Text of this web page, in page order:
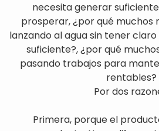
necesita generar
prosperar, ¿por qué muchos
lanzando al agua sin tener
suficiente?, ¿por qué
pasando trabajos para
rentables?
Por dos
Primera, porque el